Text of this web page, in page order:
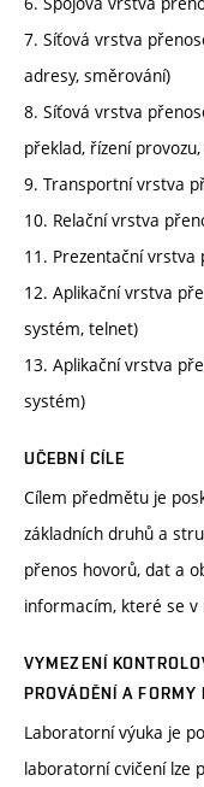
7. Síťová vrstva
adresy, směrování)
8. Síťová vrstva
překlad, řízení provozu,
9. Transportní vrstva
10. Relační vrstva
11. Prezentační
12. Aplikační vrstva
systém, telnet)
13. Aplikační vrstva
systém)
UČEBNÍ CÍLE
Cílem předmětu je
základních druhů a
přenos hovorů, dat a
informacím, které se v
VYMEZENÍ
PROVÁDĚNÍ A
Laboratorní výuka je
laboratorní cvičení lze